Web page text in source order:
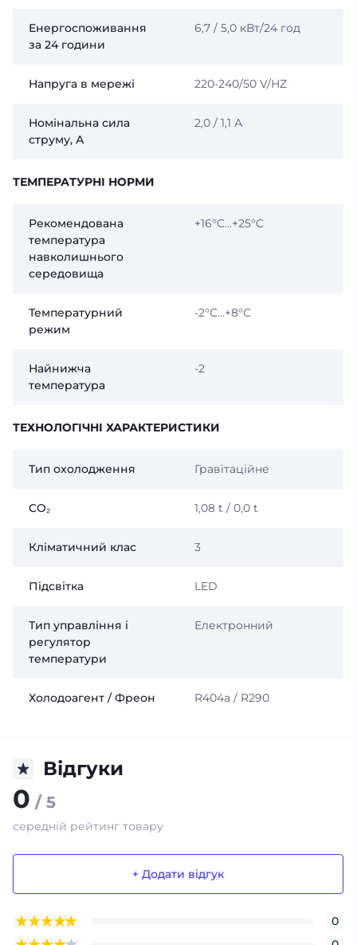
Енергоспоживання
за 24 години
6,7 / 5,0 кВт/24 год
Напруга в мережі 220-240/50 V/HZ
Номінальна сила
струму, А
2,0 / 1,1 А
ТЕМПЕРАТУРНІ НОРМИ
Рекомендована
температура
навколишнього
середовища
+16°C...+25°C
Температурний
режим
-2°C...+8°C
Найнижча
температура
-2
ТЕХНОЛОГІЧНІ ХАРАКТЕРИСТИКИ
Тип охолодження Гравітаційне
CO₂ 1,08 t / 0,0 t
Кліматичний клас 3
Підсвітка LED
Тип управління і
регулятор
температури
Електронний
Холодоагент / Фреон R404a / R290
Відгуки
0 / 5
середній рейтинг товару
+ Додати відгук
0